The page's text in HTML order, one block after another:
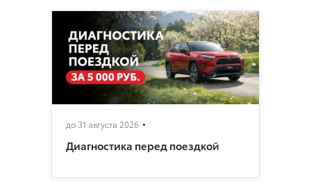
до 31 августа 2026
Диагностика перед поездкой